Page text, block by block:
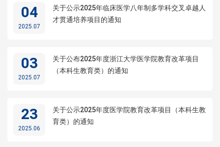
04
2025.07
关于公示2025年临床医学八年制多学科交叉卓越人
才贯通培养项目的通知
03
2025.07
关于公布2025年度浙江大学医学院教育改革项目
（本科生教育类）的通知
23
2025.06
关于公示2025年度医学院教育改革项目（本科生教
育类）的通知